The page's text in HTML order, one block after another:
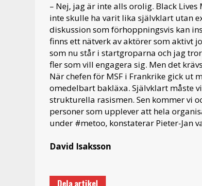
– Nej, jag är inte alls orolig. Black
inte skulle ha varit lika självklart utan
diskussion som förhoppningsvis kan
finns ett nätverk av aktörer som aktivt
som nu står i startgroparna och jag
fler som vill engagera sig. Men det
När chefen för MSF i Frankrike gick ut
omedelbart bakläxa. Självklart måste
strukturella rasismen. Sen kommer vi
personer som upplever att hela
under #metoo, konstaterar Pieter-Jan
David Isaksson
Dela artikel